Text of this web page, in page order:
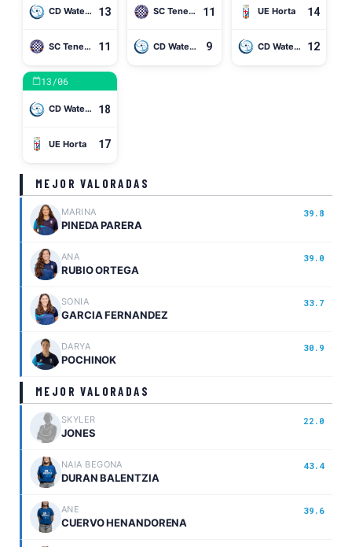
CD Waterpolo Iruña 98 02 13
SC Tenerife Echeyde 11
SC Tenerife Echeyde 11
CD Waterpolo Iruña 98 02 9
UE Horta 14
CD Waterpolo Iruña 98 02 12
13/06
CD Waterpolo Iruña 98 02 18
UE Horta 17
MEJOR VALORADAS
MARINA 39.8
PINEDA PARERA
ANA 39.0
RUBIO ORTEGA
SONIA 33.7
GARCIA FERNANDEZ
DARYA 30.9
POCHINOK
MEJOR VALORADAS
SKYLER 22.0
JONES
NAIA BEGONA 43.4
DURAN BALENTZIA
ANE 39.6
CUERVO HENANDORENA